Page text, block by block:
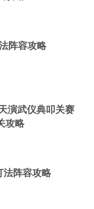
阵容攻略
演武仪典叩关赛
攻略
法阵容攻略